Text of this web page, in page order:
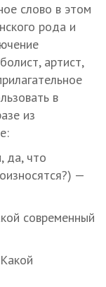
слово в этом
рода и
артист,
в
из
да, что
—
современный